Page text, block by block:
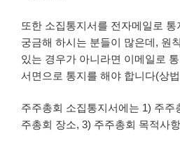
또한 소집통지서를 전자메일로
궁금해 하시는 분들이 많은데, 원
있는 경우가 아니라면 이메일로
서면으로 통지를 해야 합니다(상
주주총회 소집통지서에는 1) 주주
주총회 장소, 3) 주주총회 목적사